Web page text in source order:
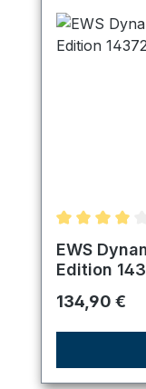
EWS
Edition
Regulärer
134,90 €